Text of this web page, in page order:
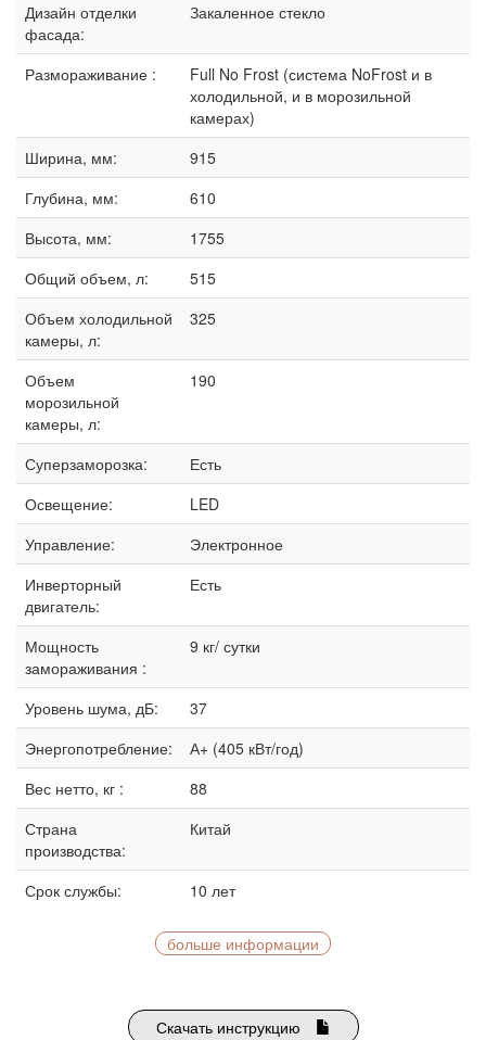
Дизайн отделки
фасада:
Закаленное стекло
Размораживание :
Full No Frost (система NoFrost и в
холодильной, и в морозильной
камерах)
Ширина, мм:
915
Глубина, мм:
610
Высота, мм:
1755
Общий объем, л:
515
Объем холодильной
камеры, л:
325
Объем
морозильной
камеры, л:
190
Суперзаморозка:
Есть
Освещение:
LED
Управление:
Электронное
Инверторный
двигатель:
Есть
Мощность
замораживания :
9 кг/ сутки
Уровень шума, дБ:
37
Энергопотребление:
А+ (405 кВт/год)
Вес нетто, кг :
88
Страна
производства:
Китай
Срок службы: 10 лет
больше информации
Скачать инструкцию